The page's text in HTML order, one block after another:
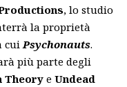
, lo studio
la proprietà
cui Psychonauts.
più parte degli
Theory e Undead